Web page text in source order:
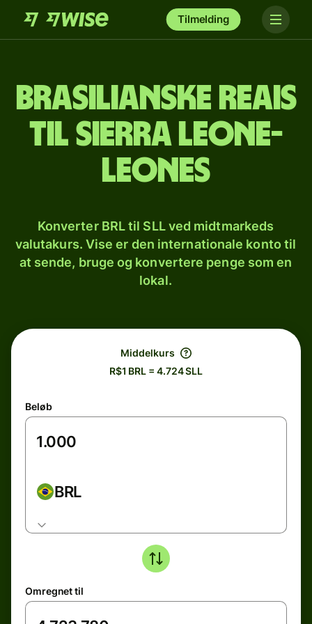
Tilmelding
Brasilianske reais
til sierra leone-
leones
Konverter BRL til SLL ved midtmarkeds
valutakurs. Vise er den internationale konto til
at sende, bruge og konvertere penge som en
lokal.
Middelkurs
R$1 BRL = 4.724 SLL
Beløb
BRL
Omregnet til